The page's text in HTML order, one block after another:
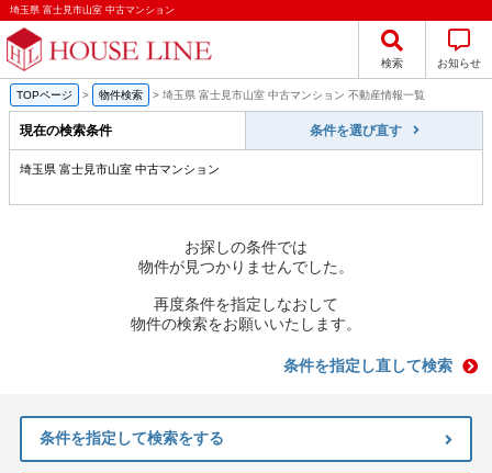
埼玉県 富士見市山室 中古マンション
検索 お知らせ
TOPページ > 物件検索 > 埼玉県 富士見市山室 中古マンション 不動産情報一覧
現在の検索条件 条件を選び直す
埼玉県 富士見市山室 中古マンション
お探しの条件では
物件が見つかりませんでした。
再度条件を指定しなおして
物件の検索をお願いいたします。
条件を指定し直して検索
条件を指定して検索をする